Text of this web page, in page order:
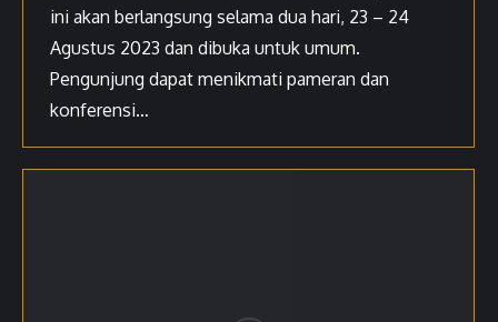
ini akan berlangsung selama dua hari, 23 – 24
Agustus 2023 dan dibuka untuk umum.
Pengunjung dapat menikmati pameran dan
konferensi…